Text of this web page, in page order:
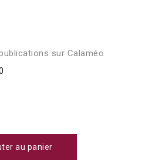
sur Calaméo
au panier